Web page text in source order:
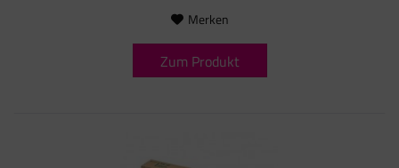
Merken
Zum Produkt